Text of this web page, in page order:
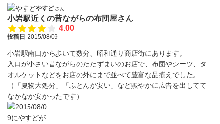
やすど さん
小岩駅近くの昔ながらの布団屋さん
4.00
投稿日 2015/08/09
小岩駅南口から歩いて数分、昭和通り商店街にあります。
入口が小さい昔ながらのたたずまいのお店で、布団やシーツ、タ
オルケットなどをお店の外にまで並べて豊富な品揃えでした。
（「夏物大処分」「ふとんが安い」など賑やかに広告を出してて
なかなか安かったです）